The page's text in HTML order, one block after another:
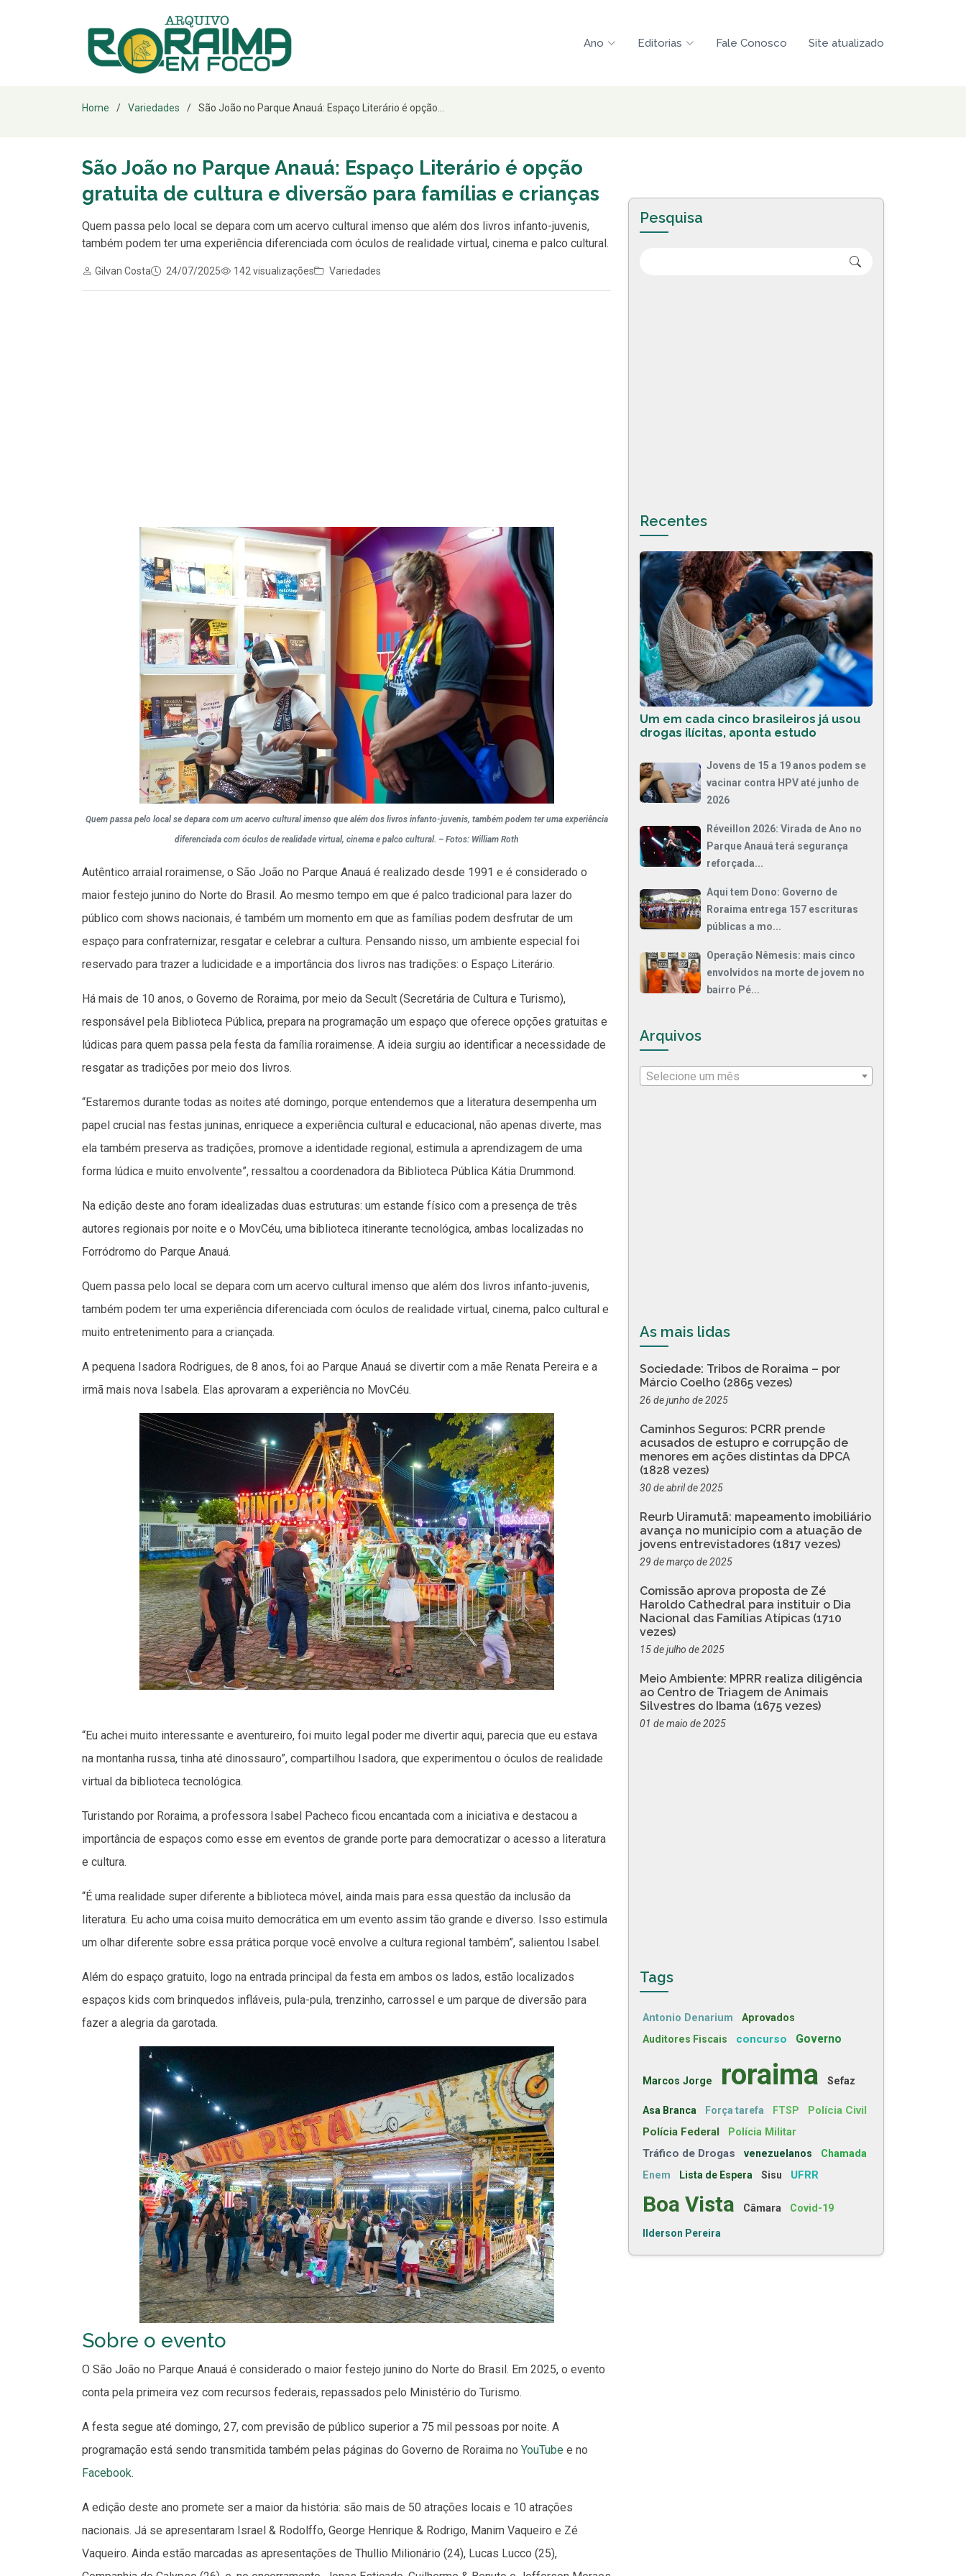
Ano Editorias Fale Conosco Site atualizado
Home Variedades São João no Parque Anauá: Espaço Literário é opção...
São João no Parque Anauá: Espaço Literário é opção
gratuita de cultura e diversão para famílias e crianças
Quem passa pelo local se depara com um acervo cultural imenso que além dos livros infanto-juvenis,
também podem ter uma experiência diferenciada com óculos de realidade virtual, cinema e palco cultural.
Gilvan Costa 24/07/2025 142 visualizações Variedades
Quem passa pelo local se depara com um acervo cultural imenso que além dos livros infanto-juvenis, também podem ter uma experiência
diferenciada com óculos de realidade virtual, cinema e palco cultural. – Fotos: William Roth
Autêntico arraial roraimense, o São João no Parque Anauá é realizado desde 1991 e é considerado o
maior festejo junino do Norte do Brasil. Ao mesmo tempo em que é palco tradicional para lazer do
público com shows nacionais, é também um momento em que as famílias podem desfrutar de um
espaço para confraternizar, resgatar e celebrar a cultura. Pensando nisso, um ambiente especial foi
reservado para trazer a ludicidade e a importância dos livros nas tradições: o Espaço Literário.
Há mais de 10 anos, o Governo de Roraima, por meio da Secult (Secretária de Cultura e Turismo),
responsável pela Biblioteca Pública, prepara na programação um espaço que oferece opções gratuitas e
lúdicas para quem passa pela festa da família roraimense. A ideia surgiu ao identificar a necessidade de
resgatar as tradições por meio dos livros.
“Estaremos durante todas as noites até domingo, porque entendemos que a literatura desempenha um
papel crucial nas festas juninas, enriquece a experiência cultural e educacional, não apenas diverte, mas
ela também preserva as tradições, promove a identidade regional, estimula a aprendizagem de uma
forma lúdica e muito envolvente”, ressaltou a coordenadora da Biblioteca Pública Kátia Drummond.
Na edição deste ano foram idealizadas duas estruturas: um estande físico com a presença de três
autores regionais por noite e o MovCéu, uma biblioteca itinerante tecnológica, ambas localizadas no
Forródromo do Parque Anauá.
Quem passa pelo local se depara com um acervo cultural imenso que além dos livros infanto-juvenis,
também podem ter uma experiência diferenciada com óculos de realidade virtual, cinema, palco cultural e
muito entretenimento para a criançada.
A pequena Isadora Rodrigues, de 8 anos, foi ao Parque Anauá se divertir com a mãe Renata Pereira e a
irmã mais nova Isabela. Elas aprovaram a experiência no MovCéu.
“Eu achei muito interessante e aventureiro, foi muito legal poder me divertir aqui, parecia que eu estava
na montanha russa, tinha até dinossauro”, compartilhou Isadora, que experimentou o óculos de realidade
virtual da biblioteca tecnológica.
Turistando por Roraima, a professora Isabel Pacheco ficou encantada com a iniciativa e destacou a
importância de espaços como esse em eventos de grande porte para democratizar o acesso a literatura
e cultura.
“É uma realidade super diferente a biblioteca móvel, ainda mais para essa questão da inclusão da
literatura. Eu acho uma coisa muito democrática em um evento assim tão grande e diverso. Isso estimula
um olhar diferente sobre essa prática porque você envolve a cultura regional também”, salientou Isabel.
Além do espaço gratuito, logo na entrada principal da festa em ambos os lados, estão localizados
espaços kids com brinquedos infláveis, pula-pula, trenzinho, carrossel e um parque de diversão para
fazer a alegria da garotada.
Sobre o evento
O São João no Parque Anauá é considerado o maior festejo junino do Norte do Brasil. Em 2025, o evento
conta pela primeira vez com recursos federais, repassados pelo Ministério do Turismo.
A festa segue até domingo, 27, com previsão de público superior a 75 mil pessoas por noite. A
programação está sendo transmitida também pelas páginas do Governo de Roraima no YouTube e no
Facebook.
A edição deste ano promete ser a maior da história: são mais de 50 atrações locais e 10 atrações
nacionais. Já se apresentaram Israel & Rodolffo, George Henrique & Rodrigo, Manim Vaqueiro e Zé
Vaqueiro. Ainda estão marcadas as apresentações de Thullio Milionário (24), Lucas Lucco (25),
Pesquisa
Recentes
Um em cada cinco brasileiros já usou
drogas ilícitas, aponta estudo
Jovens de 15 a 19 anos podem se
vacinar contra HPV até junho de
2026
Réveillon 2026: Virada de Ano no
Parque Anauá terá segurança
reforçada...
Aqui tem Dono: Governo de
Roraima entrega 157 escrituras
públicas a mo...
Operação Nêmesis: mais cinco
envolvidos na morte de jovem no
bairro Pé...
Arquivos
Selecione um mês
As mais lidas
Sociedade: Tribos de Roraima – por
Márcio Coelho (2865 vezes)
26 de junho de 2025
Caminhos Seguros: PCRR prende
acusados de estupro e corrupção de
menores em ações distintas da DPCA
(1828 vezes)
30 de abril de 2025
Reurb Uiramutã: mapeamento imobiliário
avança no município com a atuação de
jovens entrevistadores (1817 vezes)
29 de março de 2025
Comissão aprova proposta de Zé
Haroldo Cathedral para instituir o Dia
Nacional das Famílias Atípicas (1710
vezes)
15 de julho de 2025
Meio Ambiente: MPRR realiza diligência
ao Centro de Triagem de Animais
Silvestres do Ibama (1675 vezes)
01 de maio de 2025
Tags
Antonio Denarium Aprovados
Auditores Fiscais concurso Governo
Marcos Jorge roraima Sefaz
Asa Branca Força tarefa FTSP
Polícia Civil
Polícia Federal
Polícia Militar
Tráfico de Drogas venezuelanos
Chamada
Enem
Lista de Espera Sisu UFRR
Boa Vista Câmara Covid-19
Ilderson Pereira